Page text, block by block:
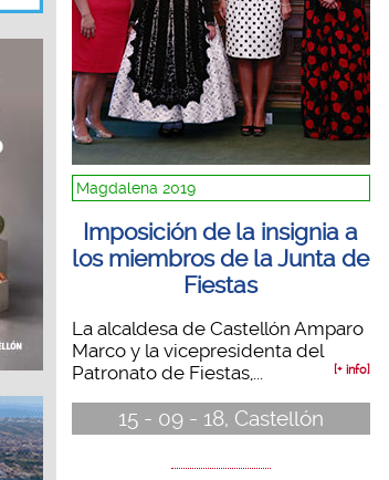
Magdalena 2019
Imposición de la insignia a
los miembros de la Junta de
Fiestas
La alcaldesa de Castellón Amparo
Marco y la vicepresidenta del
Patronato de Fiestas,...
[+ info]
15 - 09 - 18, Castellón